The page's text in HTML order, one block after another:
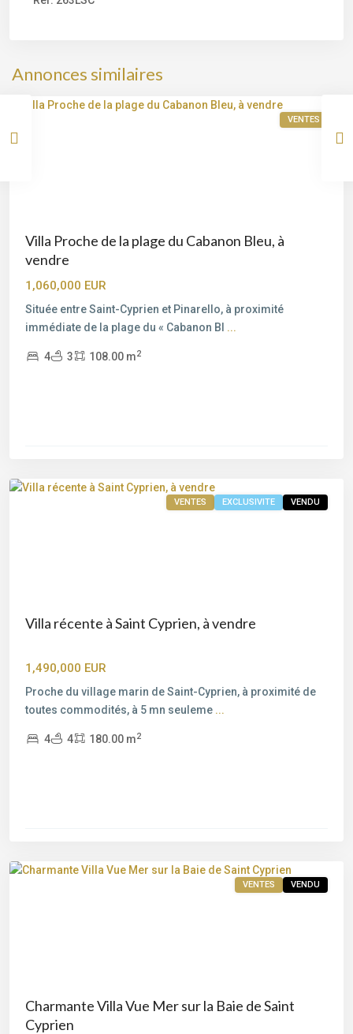
Annonces similaires
Vecchio
VENTES
Villa Proche de la plage du Cabanon Bleu, à
vendre
1,060,000 EUR
Située entre Saint-Cyprien et Pinarello, à proximité
immédiate de la plage du « Cabanon Bl ...
4 3 108.00 m2
VENTES EXCLUSIVITE VENDU
Villa récente à Saint Cyprien, à vendre
1,490,000 EUR
Proche du village marin de Saint-Cyprien, à proximité de
toutes commodités, à 5 mn seuleme ...
4 4 180.00 m2
Bord
VENTES VENDU
Charmante Villa Vue Mer sur la Baie de Saint
Cyprien